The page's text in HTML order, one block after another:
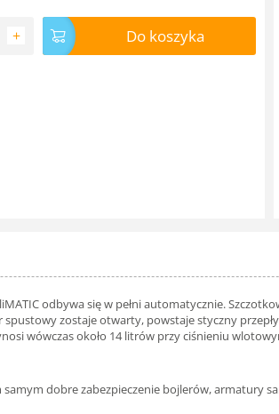
+ Do koszyka
odbywa się w pełni automatycznie.
zostaje otwarty, powstaje styczny
wówczas około 14 litrów przy ciśnieniu
dobre zabezpieczenie bojlerów, armatury